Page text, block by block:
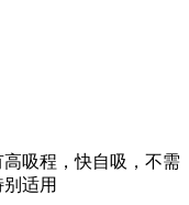
吸程，快自吸，不需
适用